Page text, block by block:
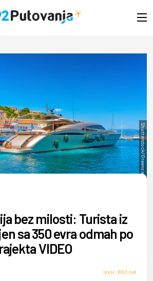
Shutterstock/Greens and Blues
bez milosti: Turista iz
sa 350 evra odmah po
VIDEO
Izvor: B92.net